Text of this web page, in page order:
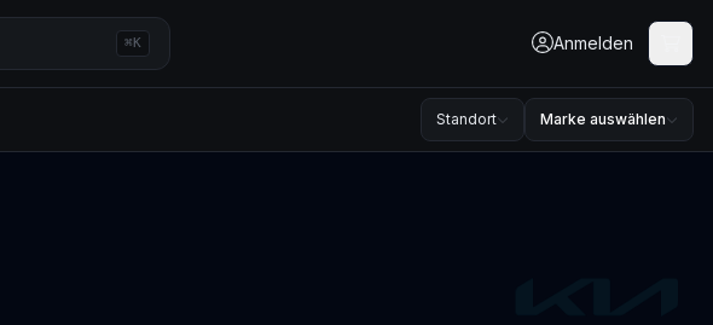
⌘K Anmelden
Standort Marke auswählen